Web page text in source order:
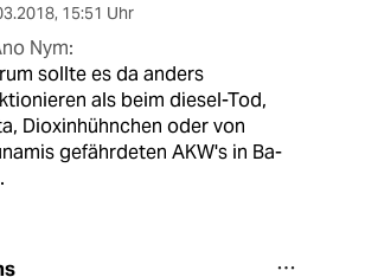
, 15:51 Uhr
Nym:
sollte es da anders
als beim diesel-Tod,
Dioxinhühnchen oder von
gefährdeten AKW's in Ba-